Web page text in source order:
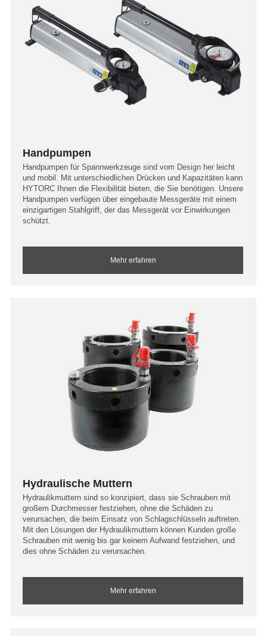
Handpumpen
Handpumpen für Spannwerkzeuge sind vom Design her leicht
und mobil. Mit unterschiedlichen Drücken und Kapazitäten kann
HYTORC Ihnen die Flexibilität bieten, die Sie benötigen. Unsere
Handpumpen verfügen über eingebaute Messgeräte mit einem
einzigartigen Stahlgriff, der das Messgerät vor Einwirkungen
schützt.
Mehr erfahren
Hydraulische Muttern
Hydraulikmuttern sind so konzipiert, dass sie Schrauben mit
großem Durchmesser festziehen, ohne die Schäden zu
verursachen, die beim Einsatz von Schlagschlüsseln auftreten.
Mit den Lösungen der Hydraulikmuttern können Kunden große
Schrauben mit wenig bis gar keinem Aufwand festziehen, und
dies ohne Schäden zu verursachen.
Mehr erfahren